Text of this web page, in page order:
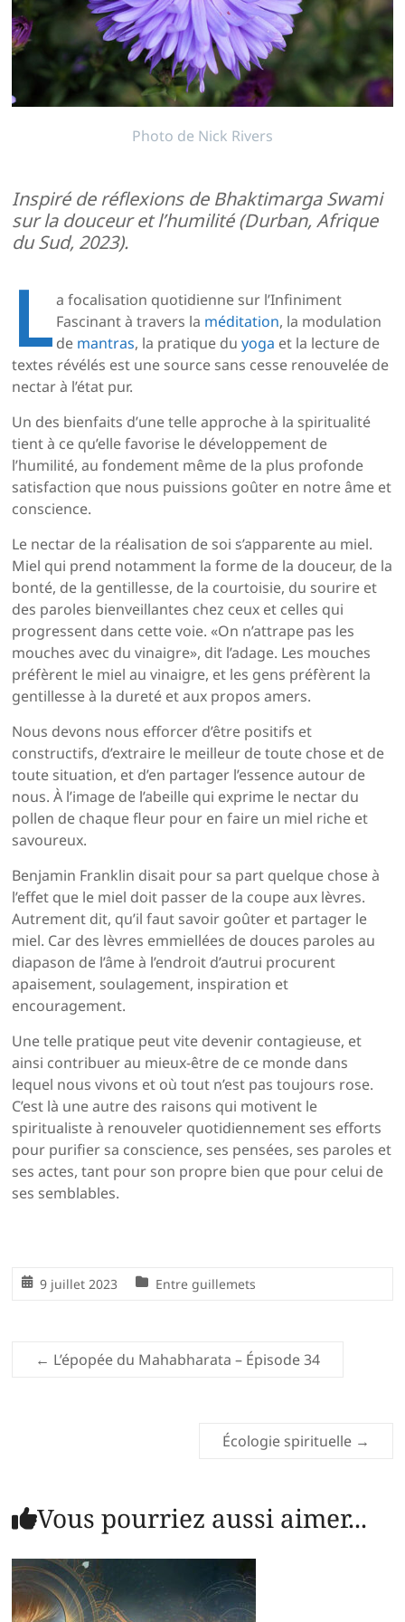
Photo de Nick Rivers
Inspiré de réflexions de Bhaktimarga Swami
sur la douceur et l’humilité (Durban, Afrique
du Sud, 2023).
L a focalisation quotidienne sur l’Infiniment
Fascinant à travers la méditation, la modulation
de mantras, la pratique du yoga et la lecture de
textes révélés est une source sans cesse renouvelée de
nectar à l’état pur.
Un des bienfaits d’une telle approche à la spiritualité
tient à ce qu’elle favorise le développement de
l’humilité, au fondement même de la plus profonde
satisfaction que nous puissions goûter en notre âme et
conscience.
Le nectar de la réalisation de soi s’apparente au miel.
Miel qui prend notamment la forme de la douceur, de la
bonté, de la gentillesse, de la courtoisie, du sourire et
des paroles bienveillantes chez ceux et celles qui
progressent dans cette voie. «On n’attrape pas les
mouches avec du vinaigre», dit l’adage. Les mouches
préfèrent le miel au vinaigre, et les gens préfèrent la
gentillesse à la dureté et aux propos amers.
Nous devons nous efforcer d’être positifs et
constructifs, d’extraire le meilleur de toute chose et de
toute situation, et d’en partager l’essence autour de
nous. À l’image de l’abeille qui exprime le nectar du
pollen de chaque fleur pour en faire un miel riche et
savoureux.
Benjamin Franklin disait pour sa part quelque chose à
l’effet que le miel doit passer de la coupe aux lèvres.
Autrement dit, qu’il faut savoir goûter et partager le
miel. Car des lèvres emmiellées de douces paroles au
diapason de l’âme à l’endroit d’autrui procurent
apaisement, soulagement, inspiration et
encouragement.
Une telle pratique peut vite devenir contagieuse, et
ainsi contribuer au mieux-être de ce monde dans
lequel nous vivons et où tout n’est pas toujours rose.
C’est là une autre des raisons qui motivent le
spiritualiste à renouveler quotidiennement ses efforts
pour purifier sa conscience, ses pensées, ses paroles et
ses actes, tant pour son propre bien que pour celui de
ses semblables.
9 juillet 2023 Entre guillemets
← L’épopée du Mahabharata – Épisode 34
Écologie spirituelle →
Vous pourriez aussi aimer...